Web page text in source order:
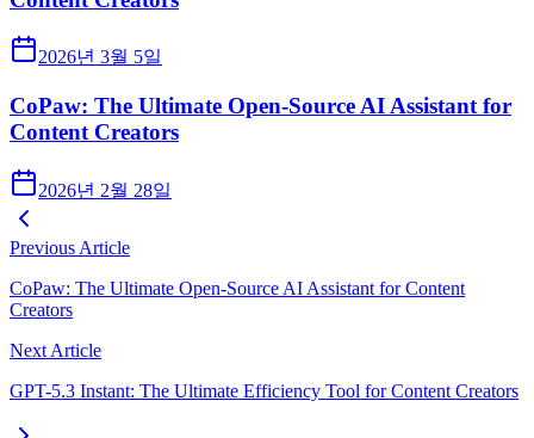
2026년 3월 5일
CoPaw: The Ultimate Open-Source AI Assistant for
Content Creators
2026년 2월 28일
Previous Article
CoPaw: The Ultimate Open-Source AI Assistant for Content
Creators
Next Article
GPT-5.3 Instant: The Ultimate Efficiency Tool for Content Creators